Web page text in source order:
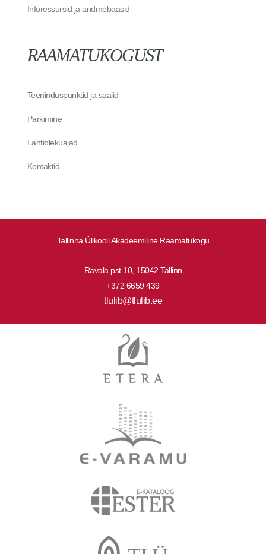
Tallinna Ülikooli Akadeemiline Raamatukogu
Rävala pst 10, 15042 Tallinn
+372 6659 439
tlulib@tlulib.ee
Inforessursid ja andmebaasid
RAAMATUKOGUST
Teeninduspunktid ja saalid
Parkimine
Lahtiolekuajad
Kontaktid